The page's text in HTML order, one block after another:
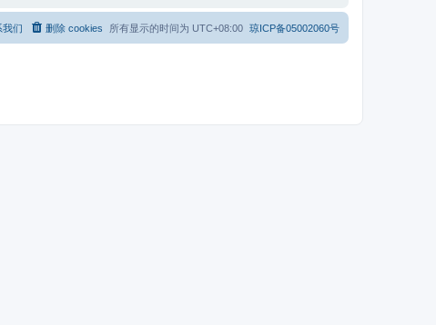
琼ICP备05002060号
所有显示的时间为 UTC+08:00
删除 cookies
我们